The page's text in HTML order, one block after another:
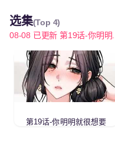
选集(Top 4)
08-08 已更新 第19话-你明明...
第19话-你明明就很想要